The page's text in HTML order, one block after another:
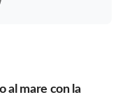
al mare con la